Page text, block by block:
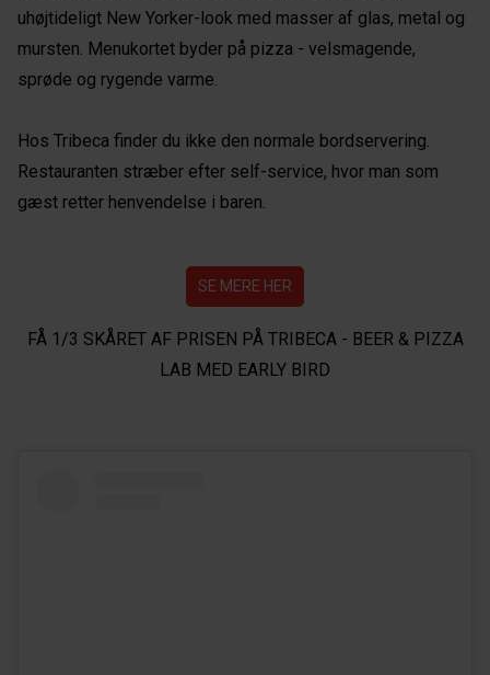
uhøjtideligt New Yorker-look med masser af glas, metal og
mursten. Menukortet byder på pizza - velsmagende,
sprøde og rygende varme.
Hos Tribeca finder du ikke den normale bordservering.
Restauranten stræber efter self-service, hvor man som
gæst retter henvendelse i baren.
SE MERE HER
FÅ 1/3 SKÅRET AF PRISEN PÅ TRIBECA - BEER & PIZZA
LAB MED EARLY BIRD